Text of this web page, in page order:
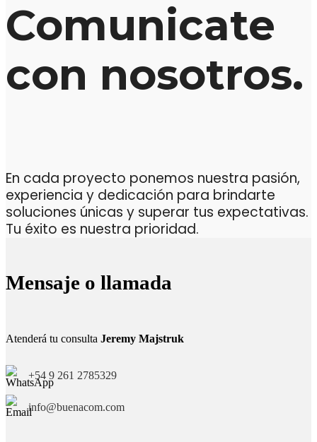
Comunicate
con nosotros.
En cada proyecto ponemos nuestra pasión,
experiencia y dedicación para brindarte
soluciones únicas y superar tus expectativas.
Tu éxito es nuestra prioridad.
Mensaje o llamada
Atenderá tu consulta Jeremy Majstruk
+54 9 261 2785329
info@buenacom.com